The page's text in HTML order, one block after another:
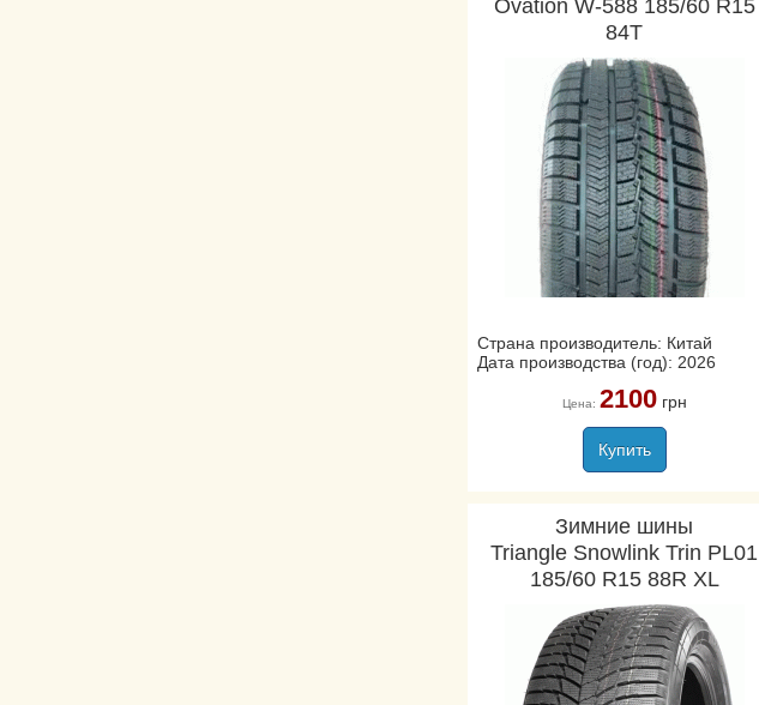
Ovation W-588 185/60 R15
84T
Страна производитель: Китай
Дата производства (год): 2026
Цена: 2100грн
Купить
Зимние шины
Triangle Snowlink Trin PL01
185/60 R15 88R XL